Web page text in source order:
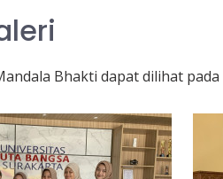
Bhakti dapat dilihat